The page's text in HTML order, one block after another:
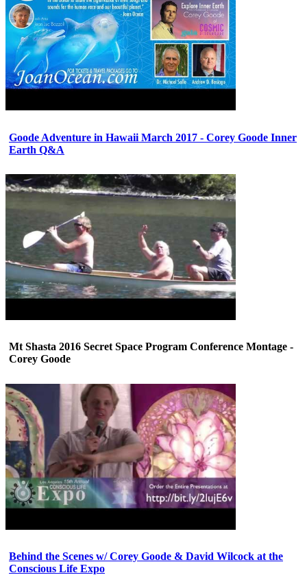
Goode Adventure in Hawaii March 2017 - Corey Goode Inner
Earth Q&A
Mt Shasta 2016 Secret Space Program Conference Montage -
Corey Goode
Behind the Scenes w/ Corey Goode & David Wilcock at the
Conscious Life Expo